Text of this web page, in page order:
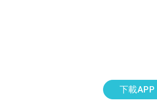
下載APP